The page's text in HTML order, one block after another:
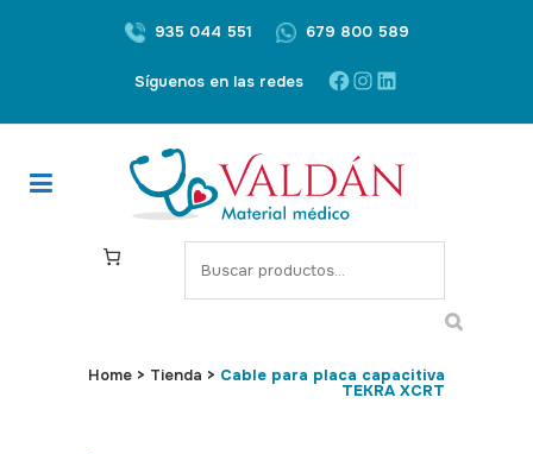
935 044 551 679 800 589
Síguenos en las redes Facebook
Instagram
LinkedIn
S
e
c
Home > Tienda > Cable para placa capacitiva
TEKRA XCRT